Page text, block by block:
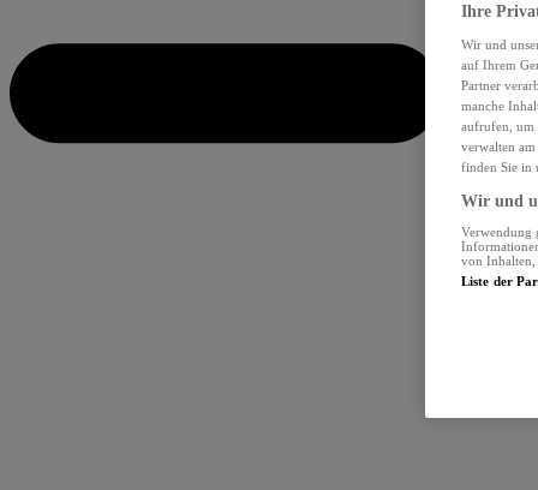
Ihre
Wir und
auf Ihrem
Partner
manche
aufrufen, um
verwalten
finden Sie in
Wir und
Verwendung
von Inhalten,
Liste der